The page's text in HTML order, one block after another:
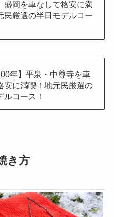
盛岡を車なしで格安に満
民厳選の半日モデルコー
年】平泉・中尊寺を車
安に満喫！地元民厳選の
ルコース！
き方